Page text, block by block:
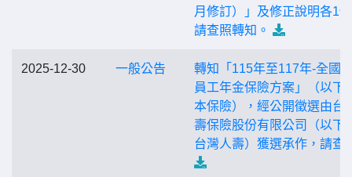
月修訂）」及修正說明各1
請查照轉知。
2025-12-30 一般公告
轉知「115年至117年-全國
員工年金保險方案」（以下
本保險），經公開徵選由台
壽保險股份有限公司（以下
台灣人壽）獲選承作，請查